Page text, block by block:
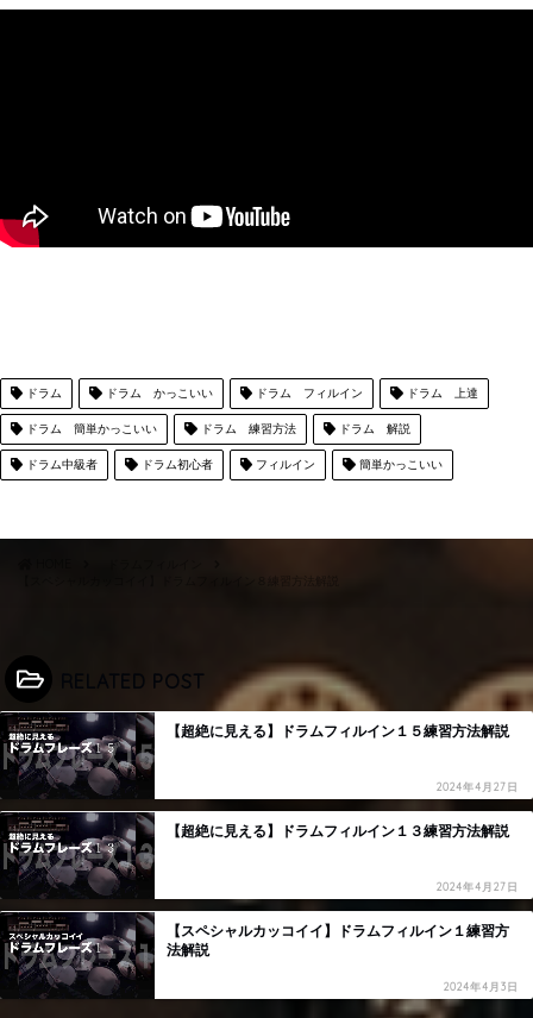
ドラム ドラム かっこいい ドラム フィルイン ドラム 上達
ドラム 簡単かっこいい ドラム 練習方法 ドラム 解説
ドラム中級者 ドラム初心者 フィルイン 簡単かっこいい
RELATED POST
【超絶に見える】ドラムフィルイン１５練習方法解説
2024年4月27日
【超絶に見える】ドラムフィルイン１３練習方法解説
2024年4月27日
【スペシャルカッコイイ】ドラムフィルイン１練習方
法解説
2024年4月3日